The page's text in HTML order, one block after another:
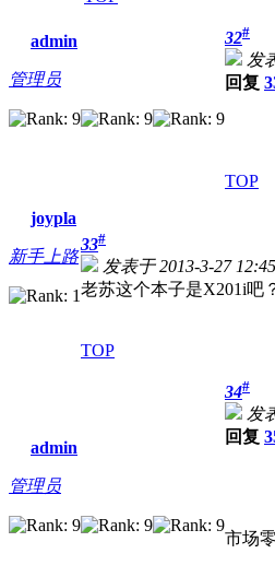
admin
管理员
32#
发
回复
TOP
joypla
新手上路
33#
发表于 2013-3-27 12:45
老苏这个本子是X201i吧
TOP
admin
管理员
34#
发
回复
市场